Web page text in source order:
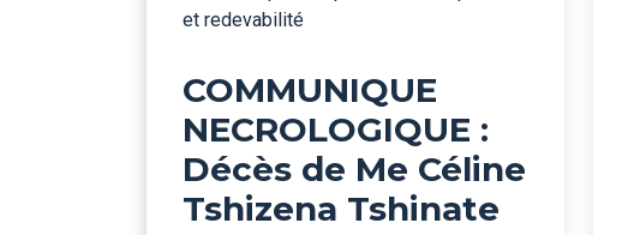
et redevabilité
COMMUNIQUE
NECROLOGIQUE :
Décès de Me Céline
Tshizena Tshinate